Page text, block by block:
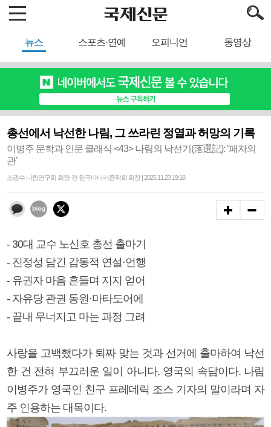
뉴스 스포츠·연예 오피니언 동영상
총선에서 낙선한 나림, 그 쓰라린 정열과 허망의 기록
이병주 문학과 인문 클래식 <43> 나림의 낙선기(落選記): ‘패자의
관’
조광수 나림연구회 회장·전 한국아나키즘학회 회장 | 2025.11.23 19:18
- 30대 교수 노신호 총선 출마기
- 진정성 담긴 감동적 연설·언행
- 유권자 마음 흔들며 지지 얻어
- 자유당 관권 동원·마타도어에
- 끝내 무너지고 마는 과정 그려
사랑을 고백했다가 퇴짜 맞는 것과 선거에 출마하여 낙선
한 건 전혀 부끄러운 일이 아니다. 영국의 속담이다. 나림
이병주가 영국인 친구 프레데릭 조스 기자의 말이라며 자
주 인용하는 대목이다.